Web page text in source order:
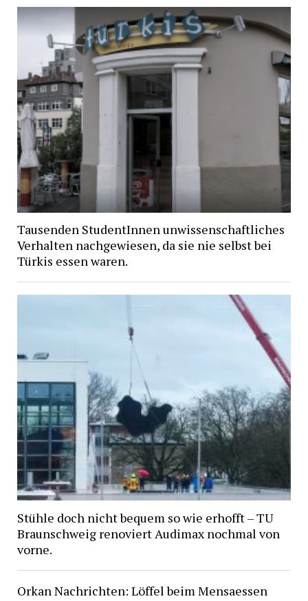
Tausenden StudentInnen unwissenschaftliches
Verhalten nachgewiesen, da sie nie selbst bei
Türkis essen waren.
Stühle doch nicht bequem so wie erhofft – TU
Braunschweig renoviert Audimax nochmal von
vorne.
Orkan Nachrichten: Löffel beim Mensaessen